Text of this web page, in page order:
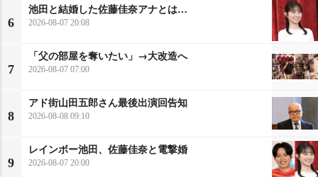
6
池田と結婚した佐藤佳奈アナとは…
2026-08-07 20:08
7
「父の部屋を奪いたい」→大改造へ
2026-08-07 07:00
8
アド街山田五郎さん最後出演回告知
2026-08-08 09:10
9
レインボー池田、佐藤佳奈と電撃婚
2026-08-07 20:00